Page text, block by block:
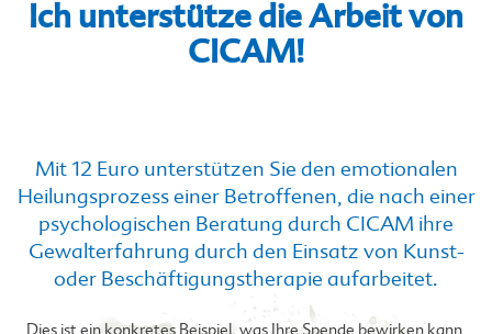
Ich unterstütze die Arbeit von
CICAM!
Mit 12 Euro unterstützen Sie den emotionalen
Heilungsprozess einer Betroffenen, die nach einer
psychologischen Beratung durch CICAM ihre
Gewalterfahrung durch den Einsatz von Kunst-
oder Beschäftigungstherapie aufarbeitet.
Dies ist ein konkretes Beispiel, was Ihre Spende bewirken kann.